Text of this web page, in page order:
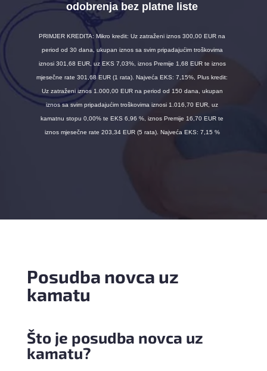
odobrenja bez platne liste
PRIMJER KREDITA: Mikro kredit: Uz zatraženi iznos 300,00 EUR na
period od 30 dana, ukupan iznos sa svim pripadajućim troškovima
iznosi 301,68 EUR, uz EKS 7,03%, iznos Premije 1,68 EUR te iznos
mjesečne rate 301,68 EUR (1 rata). Najveća EKS: 7,15%, Plus kredit:
Uz zatraženi iznos 1.000,00 EUR na period od 150 dana, ukupan
iznos sa svim pripadajućim troškovima iznosi 1.016,70 EUR, uz
kamatnu stopu 0,00% te EKS 6,96 %, iznos Premije 16,70 EUR te
iznos mjesečne rate 203,34 EUR (5 rata). Najveća EKS: 7,15 %
Posudba novca uz
kamatu
Što je posudba novca uz
kamatu?